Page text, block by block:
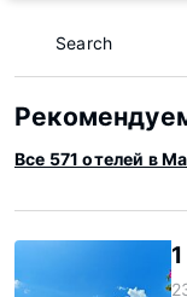
Search
Все 571 отелей в